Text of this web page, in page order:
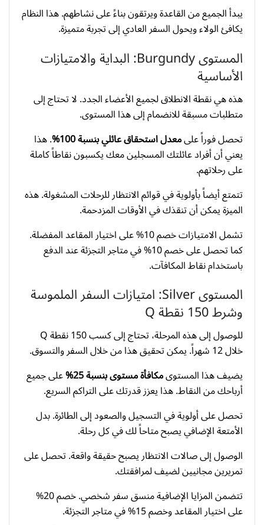
يبدأ الجميع من القاعدة ويرتقون بناءً على نشاطهم. هذا النظام
يكافئ الولاء ويحول السفر العادي إلى تجربة متميزة.
المستوى Burgundy: البداية والامتيازات
الأساسية
هذه هي نقطة الانطلاق لجميع الأعضاء الجدد. لا تحتاج إلى
متطلبات مسبقة للانضمام إلى هذا المستوى.
تحصل فوراً علىمعدل استحقاق عائلي بنسبة 100% . هذا
يعني أن أفراد عائلتك المسجلين معك يكسبون نقاطاً كاملة
على رحلاتهم.
تتمتع أيضاً بأولوية في قوائم الانتظار للرحلات المشغولة. هذه
الميزة يمكن أن تنقذك في الأوقات المزدحمة.
تشمل الامتيازات خصم 10% على اختيار المقاعد المفضلة.
كما تحصل على خصم 10% في متاجر التجزئة عند الدفع
باستخدام نقاط المكافآت.
المستوى Silver: امتيازات السفر الملموسة
وشرط 150 نقطة Q
للوصول إلى هذه المرحلة، تحتاج إلى كسب 150 نقطة Q
خلال 12 شهراً. يمكن تحقيق هذا من خلال السفر والتسوق.
يضيف هذا المستوىمكافأة مستوى بنسبة 25% على جميع
أرباحك من النقاط. هذا يعزز قدرتك على التراكم السريع.
تحصل على أولوية في التسجيل والصعود إلى الطائرة. بدل
الأمتعة الإضافي يصبح متاحاً لك في كل رحلة.
الوصول إلى صالات الانتظار يصبح حقيقة واقعة. تحصل على
تمريرين مجانيين لضيف لمرافقتك.
تتضمن المزايا الإضافية منسق سفر شخصي. خصم 20%
على اختيار المقاعد وخصم 15% في متاجر التجزئة.